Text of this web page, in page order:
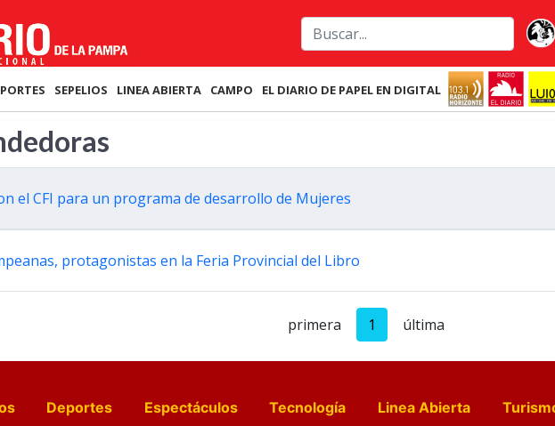
SEPELIOS LINEA ABIERTA CAMPO EL DIARIO DE PAPEL EN DIGITAL
el CFI para un programa de desarrollo de Mujeres
protagonistas en la Feria Provincial del Libro
primera 1 última
Deportes Espectáculos Tecnología Linea Abierta